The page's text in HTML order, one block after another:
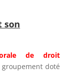
son
de droit
doté